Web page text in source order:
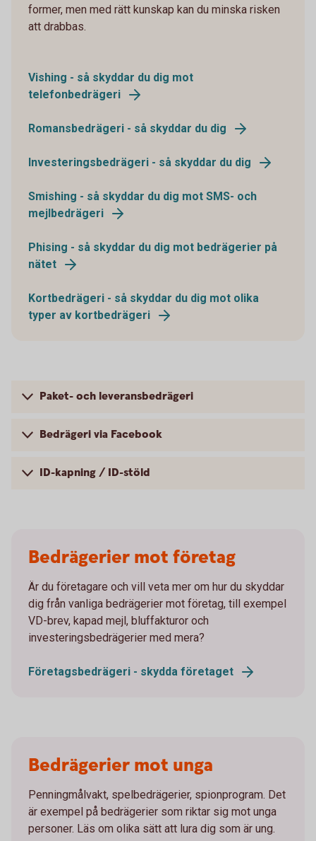
former, men med rätt kunskap kan du minska risken
att drabbas.
Vishing - så skyddar du dig mot
telefonbedrägeri
Romansbedrägeri - så skyddar du dig
Investeringsbedrägeri - så skyddar du dig
Smishing - så skyddar du dig mot SMS- och
mejlbedrägeri
Phising - så skyddar du dig mot bedrägerier på
nätet
Kortbedrägeri - så skyddar du dig mot olika
typer av kortbedrägeri
Paket- och leveransbedrägeri
Bedrägeri via Facebook
ID-kapning / ID-stöld
Bedrägerier mot företag
Är du företagare och vill veta mer om hur du skyddar
dig från vanliga bedrägerier mot företag, till exempel
VD-brev, kapad mejl, bluffakturor och
investeringsbedrägerier med mera?
Företagsbedrägeri - skydda företaget
Bedrägerier mot unga
Penningmålvakt, spelbedrägerier, spionprogram. Det
är exempel på bedrägerier som riktar sig mot unga
personer. Läs om olika sätt att lura dig som är ung.